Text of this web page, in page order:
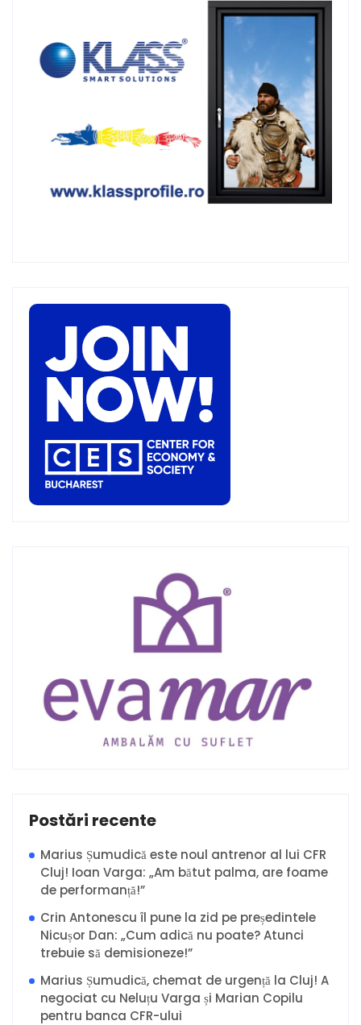
Postări recente
Marius Șumudică este noul antrenor al lui CFR
Cluj! Ioan Varga: „Am bătut palma, are foame
de performanță!”
Crin Antonescu îl pune la zid pe președintele
Nicușor Dan: „Cum adică nu poate? Atunci
trebuie să demisioneze!”
Marius Șumudică, chemat de urgență la Cluj! A
negociat cu Neluțu Varga și Marian Copilu
pentru banca CFR-ului